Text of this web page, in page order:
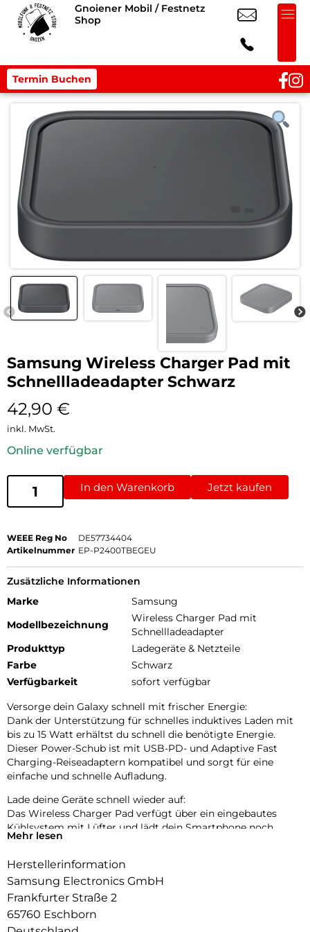
Gnoiener Mobil / Festnetz
Shop
Termin Buchen
Samsung Wireless Charger Pad mit
Schnellladeadapter Schwarz
42,90 €
inkl. MwSt.
Online verfügbar
In den Warenkorb Jetzt kaufen
WEEE Reg No
DE57734404
Artikelnummer EP-P2400TBEGEU
Zusätzliche Informationen
Marke
Samsung
Modellbezeichnung
Wireless Charger Pad mit
Schnellladeadapter
Produkttyp
Ladegeräte & Netzteile
Farbe
Schwarz
Verfügbarkeit
sofort verfügbar
Versorge dein Galaxy schnell mit frischer Energie:
Dank der Unterstützung für schnelles induktives Laden mit
bis zu 15 Watt erhältst du schnell die benötigte Energie.
Dieser Power-Schub ist mit USB-PD- und Adaptive Fast
Charging-Reiseadaptern kompatibel und sorgt für eine
einfache und schnelle Aufladung.
Lade deine Geräte schnell wieder auf:
Das Wireless Charger Pad verfügt über ein eingebautes
Kühlsystem mit Lüfter und lädt dein Smartphone noch
schneller und mit weniger Stromverbrauch auf.
Lade dein Galaxy sicher auf:
Das Wireless Charger Pad mit einer Ladeleistung von bis zu
15 Watt ist eine gute Wahl, um dein kompatibles Galaxy vor
Überhitzung beim Laden zu schützen. Es erkennt außerdem
Mehr lesen
Herstellerinformation
Samsung Electronics GmbH
Frankfurter Straße 2
65760 Eschborn